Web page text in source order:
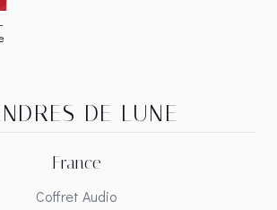
DE LUNE
France
Coffret Audio